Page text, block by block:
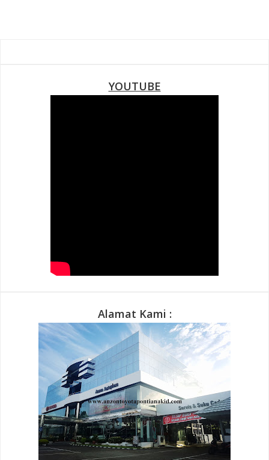
YOUTUBE
Alamat Kami :